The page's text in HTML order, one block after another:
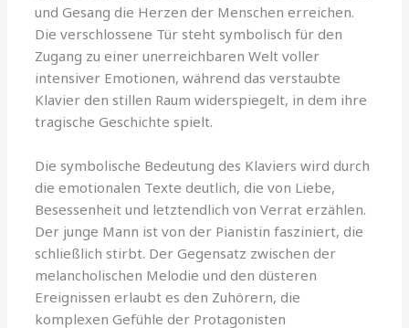
und Gesang die Herzen der Menschen erreichen.
Die verschlossene Tür steht symbolisch für den
Zugang zu einer unerreichbaren Welt voller
intensiver Emotionen, während das verstaubte
Klavier den stillen Raum widerspiegelt, in dem ihre
tragische Geschichte spielt.
Die symbolische Bedeutung des Klaviers wird durch
die emotionalen Texte deutlich, die von Liebe,
Besessenheit und letztendlich von Verrat erzählen.
Der junge Mann ist von der Pianistin fasziniert, die
schließlich stirbt. Der Gegensatz zwischen der
melancholischen Melodie und den düsteren
Ereignissen erlaubt es den Zuhörern, die
komplexen Gefühle der Protagonisten